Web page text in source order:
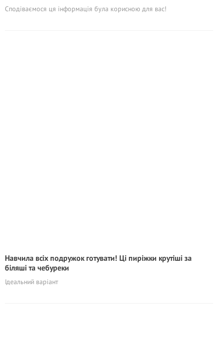
Сподіваємося ця інформація була корисною для вас!
Навчила всіх подружок готувати! Ці пиріжки крутіші за
біляші та чебуреки
Ідеальний варіант